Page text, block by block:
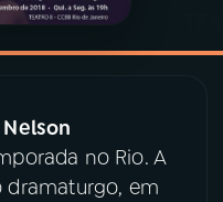
Nelson
no Rio. A
dramaturgo, em